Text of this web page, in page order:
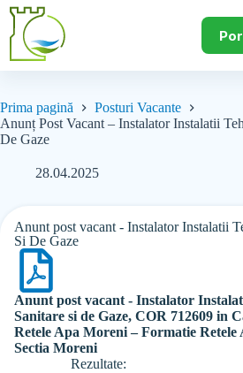
Prima pagină
Posturi Vacante
Anunț Post Vacant – Instalator Instalatii
De Gaze
28.04.2025
Anunt post vacant - Instalator Instalatii
Si De Gaze
Anunt post vacant - Instalator
Sanitare si de Gaze, COR 712609 in
Retele Apa Moreni – Formatie Retele
Sectia Moreni
Rezultate: